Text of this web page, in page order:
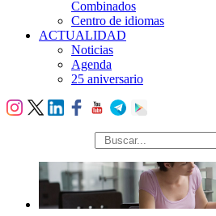
Combinados
Centro de idiomas
ACTUALIDAD
Noticias
Agenda
25 aniversario
búsqueda